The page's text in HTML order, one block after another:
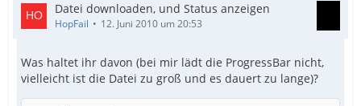
Datei downloaden, und Status anzeigen
HopFail 12. Juni 2010 um 20:53
Was haltet ihr davon (bei mir lädt die ProgressBar nicht,
vielleicht ist die Datei zu groß und es dauert zu lange)?